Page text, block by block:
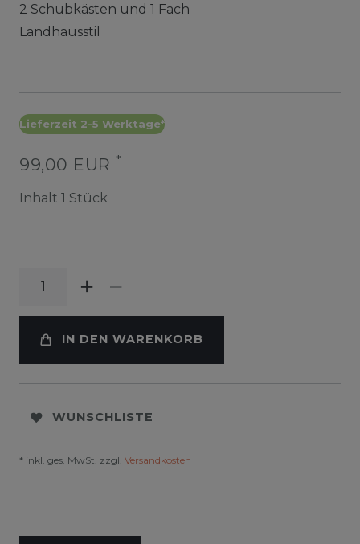
2 Schubkästen und 1 Fach
Landhausstil
Lieferzeit 2-5 Werktage*
99,00 EUR *
Inhalt 1 Stück
IN DEN WARENKORB
WUNSCHLISTE
* inkl. ges. MwSt. zzgl. Versandkosten